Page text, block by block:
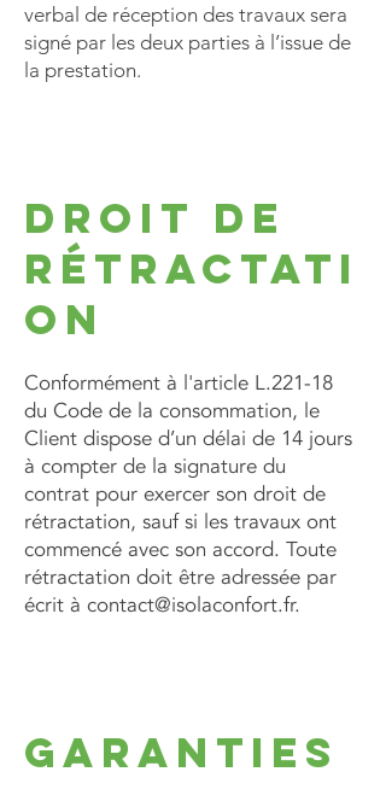
verbal de réception des travaux sera
signé par les deux parties à l’issue de
la prestation.
Droit de
rétractati
on
Conformément à l'article L.221-18
du Code de la consommation, le
Client dispose d’un délai de 14 jours
à compter de la signature du
contrat pour exercer son droit de
rétractation, sauf si les travaux ont
commencé avec son accord. Toute
rétractation doit être adressée par
écrit à contact@isolaconfort.fr.
Garanties